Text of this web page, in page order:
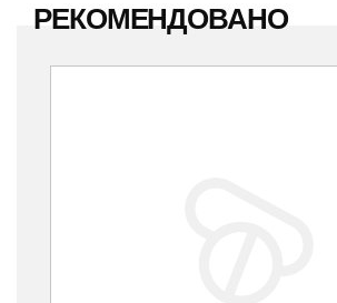
РЕКОМЕНДОВАНО